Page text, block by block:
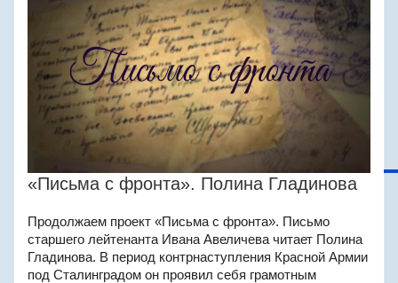
«Письма с фронта». Полина Гладинова
Продолжаем проект «Письма с фронта». Письмо
старшего лейтенанта Ивана Авеличева читает Полина
Гладинова. В период контрнаступления Красной Армии
под Сталинградом он проявил себя грамотным